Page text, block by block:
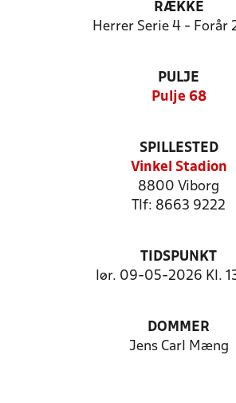
RÆKKE
Herrer Serie 4 - Forår
PULJE
Pulje 68
SPILLESTED
Vinkel Stadion
8800 Viborg
Tlf: 8663 9222
TIDSPUNKT
lør. 09-05-2026 Kl.
DOMMER
Jens Carl Mæng